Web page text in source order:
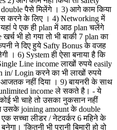
पैसे मिलेंगे । 3) आगे काम किया
करने के लिए । 4) Networking में
यहां पे एक ही plan में आठ plan चलेंगे
भी हो गया तो भी बाकी 7 plan का
ने दिए हुये Safty Bonus के वजह
। 6) System ही ऐसा बनाया है कि
Line income लाखों रुपये easily
in/ Login करने का भी लाखों रुपये
नहीं दिया । 9) बायनरी के साथ
income ले सकते है। - ये
भी चाहे तो उसका नुकसान नहीं
उसके joining amount के double
सच्चा लीडर / नेटवर्कर 6 महिने के
'कितनी भी पुरानी बिमारी हो वो